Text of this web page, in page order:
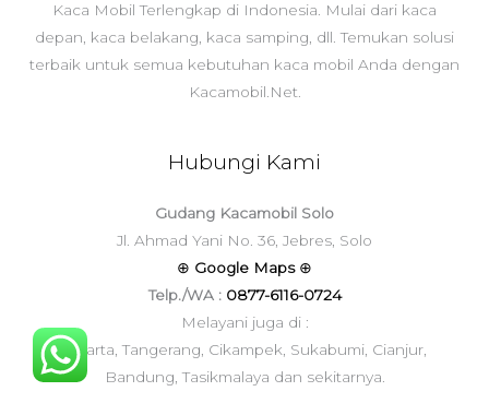
Kaca Mobil Terlengkap di Indonesia. Mulai dari kaca
depan, kaca belakang, kaca samping, dll. Temukan solusi
terbaik untuk semua kebutuhan kaca mobil Anda dengan
Kacamobil.Net.
Hubungi Kami
Gudang Kacamobil Solo
Jl. Ahmad Yani No. 36, Jebres, Solo
⊕ Google Maps ⊕
Telp./WA : 0877-6116-0724
Melayani juga di :
Jakarta, Tangerang, Cikampek, Sukabumi, Cianjur,
Bandung, Tasikmalaya dan sekitarnya.